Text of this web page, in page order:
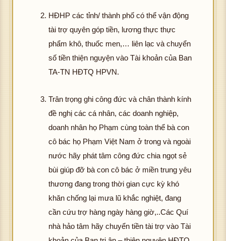
HĐHP các tỉnh/ thành phố có thể vận động
tài trợ quyên góp tiền, lương thực thực
phẩm khô, thuốc men,… liên lạc và chuyển
số tiền thiện nguyện vào Tài khoản của Ban
TA-TN HĐTQ HPVN.
Trân trọng ghi công đức và chân thành kính
đề nghị các cá nhân, các doanh nghiệp,
doanh nhân họ Phạm cùng toàn thể bà con
cô bác họ Phạm Việt Nam ở trong và ngoài
nước hãy phát tâm công đức chia ngọt sẻ
bùi giúp đỡ bà con cô bác ở miền trung yêu
thương đang trong thời gian cực kỳ khó
khăn chống lại mưa lũ khắc nghiệt, đang
cần cứu trợ hàng ngày hàng giờ,..Các Quí
nhà hảo tâm hãy chuyển tiền tài trợ vào Tài